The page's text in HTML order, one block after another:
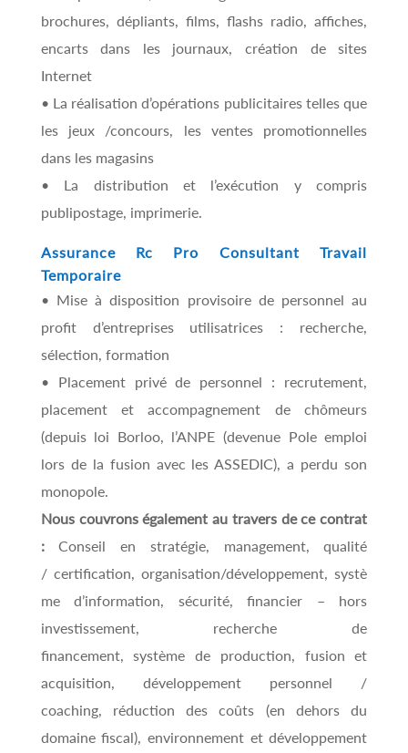
brochures, dépliants, films, flashs radio, affiches,
encarts dans les journaux, création de sites
Internet
• La réalisation d’opérations publicitaires telles que
les jeux /concours, les ventes promotionnelles
dans les magasins
• La distribution et l’exécution y compris
publipostage, imprimerie.
Assurance Rc Pro ConsultantTravail
Temporaire
• Mise à disposition provisoire de personnel au
profit d’entreprises utilisatrices : recherche,
sélection, formation
• Placement privé de personnel : recrutement,
placement et accompagnement de chômeurs
(depuis loi Borloo, l’ANPE (devenue Pole emploi
lors de la fusion avec les ASSEDIC), a perdu son
monopole.
Nous couvrons également au travers de ce contrat
:Conseil en stratégie, management, qualité
/ certification, organisation/développement, systè
me d’information, sécurité, financier – hors
investissement, recherche de
financement, système de production, fusion et
acquisition, développement personnel /
coaching, réduction des coûts (en dehors du
domaine fiscal), environnement et développement